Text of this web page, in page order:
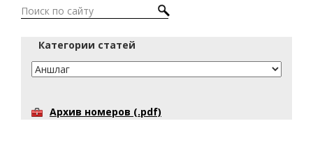
Категории статей
Архив номеров (.pdf)